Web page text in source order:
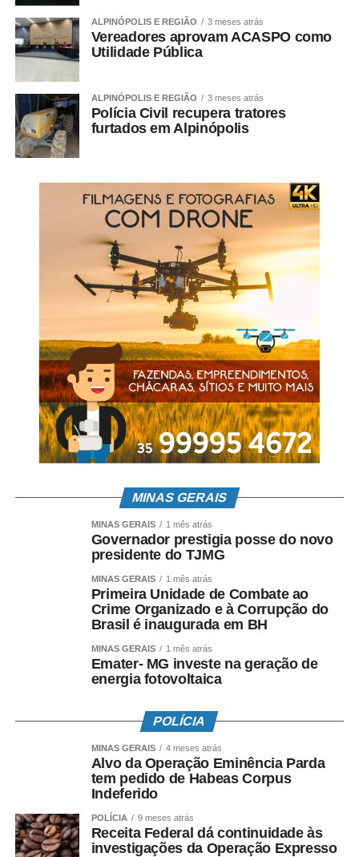
ALPINÓPOLIS E REGIÃO 3 meses atrás
Vereadores aprovam ACASPO como
Utilidade Pública
ALPINÓPOLIS E REGIÃO 3 meses atrás
Polícia Civil recupera tratores
furtados em Alpinópolis
MINAS GERAIS
MINAS GERAIS 1 mês atrás
Governador prestigia posse do novo
presidente do TJMG
MINAS GERAIS 1 mês atrás
Primeira Unidade de Combate ao
Crime Organizado e à Corrupção do
Brasil é inaugurada em BH
MINAS GERAIS 1 mês atrás
Emater- MG investe na geração de
energia fotovoltaica
POLÍCIA
MINAS GERAIS 4 meses atrás
Alvo da Operação Eminência Parda
tem pedido de Habeas Corpus
Indeferido
POLÍCIA 9 meses atrás
Receita Federal dá continuidade às
investigações da Operação Expresso